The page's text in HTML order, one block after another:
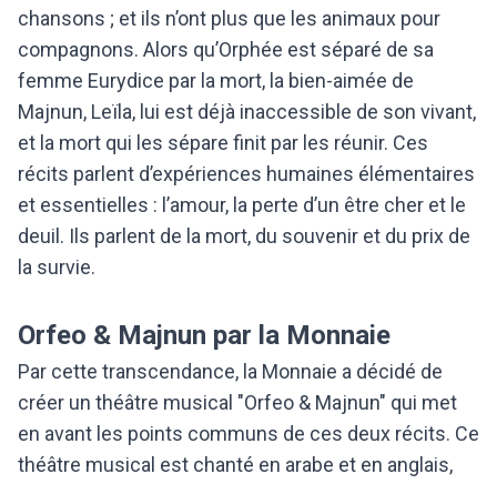
chansons ; et ils n’ont plus que les animaux pour
compagnons. Alors qu’Orphée est séparé de sa
femme Eurydice par la mort, la bien-aimée de
Majnun, Leïla, lui est déjà inaccessible de son vivant,
et la mort qui les sépare finit par les réunir. Ces
récits parlent d’expériences humaines élémentaires
et essentielles : l’amour, la perte d’un être cher et le
deuil. Ils parlent de la mort, du souvenir et du prix de
la survie.
Orfeo & Majnun par la Monnaie
Par cette transcendance, la Monnaie a décidé de
créer un théâtre musical "Orfeo & Majnun" qui met
en avant les points communs de ces deux récits. Ce
théâtre musical est chanté en arabe et en anglais,